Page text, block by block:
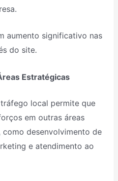
aumento significativo nas
do site.
Estratégicas
local permite que
em outras áreas
desenvolvimento de
e atendimento ao